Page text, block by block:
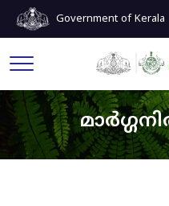
Government of Kerala